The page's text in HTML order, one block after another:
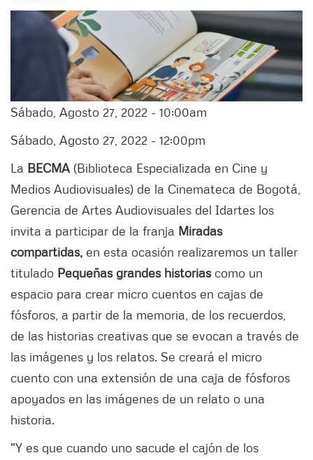
Sábado, Agosto 27, 2022 - 10:00am
Sábado, Agosto 27, 2022 - 12:00pm
La BECMA (Biblioteca Especializada en Cine y
Medios Audiovisuales) de la Cinemateca de Bogotá,
Gerencia de Artes Audiovisuales del Idartes los
invita a participar de la franja Miradas
compartidas, en esta ocasión realizaremos un taller
titulado Pequeñas grandes historiascomo un
espacio para crear micro cuentos en cajas de
fósforos, a partir de la memoria, de los recuerdos,
de las historias creativas que se evocan a través de
las imágenes y los relatos. Se creará el micro
cuento con una extensión de una caja de fósforos
apoyados en las imágenes de un relato o una
historia.
"Y es que cuando uno sacude el cajón de los